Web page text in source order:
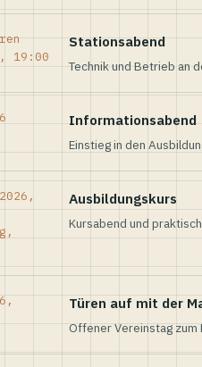
19:00
Stationsabend
Technik und Betrieb an
Informationsabend
Einstieg in den
Ausbildungskurs
Kursabend und
Türen auf mit der
Offener Vereinstag zum